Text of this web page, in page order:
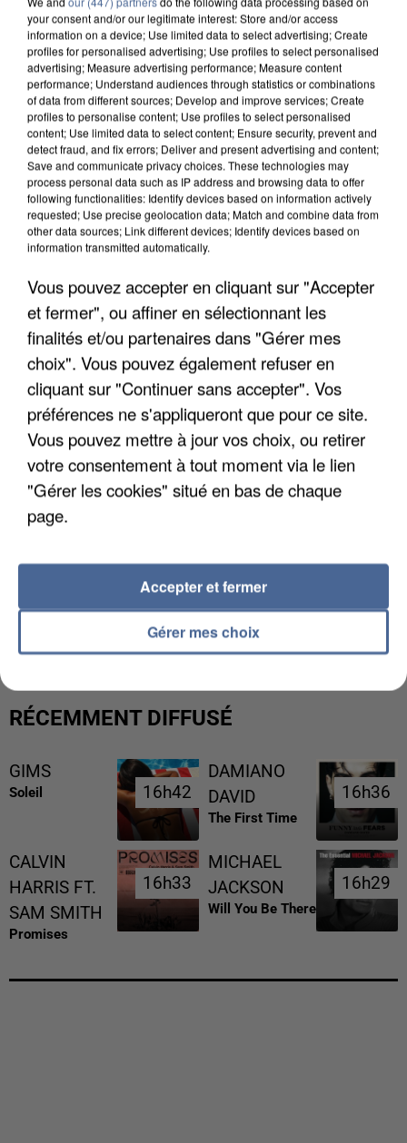
UNE TOURISTE DE L’OISE EMPORTÉE PAR UNE
LES DONNÉES DE 300 000 CLIENTS DÉROBÉES À
INTERMARCHÉ APRÈS UNE...
RÉCEMMENT DIFFUSÉ
GIMS
Soleil 16h42
16h42
DAMIANO
DAVID
The First Time
16h36
16h36
CALVIN
HARRIS FT.
SAM SMITH
Promises
16h33
16h33
MICHAEL
JACKSON
Will You Be There
16h29
16h29
your consent and/or our legitimate interest: Store and/or access
information on a device; Use limited data to select advertising; Create
profiles for personalised advertising; Use profiles to select personalised
advertising; Measure advertising performance; Measure content
performance; Understand audiences through statistics or combinations
of data from different sources; Develop and improve services; Create
profiles to personalise content; Use profiles to select personalised
content; Use limited data to select content; Ensure security, prevent and
detect fraud, and fix errors; Deliver and present advertising and content;
Save and communicate privacy choices. These technologies may
process personal data such as IP address and browsing data to offer
following functionalities: Identify devices based on information actively
requested; Use precise geolocation data; Match and combine data from
other data sources; Link different devices; Identify devices based on
information transmitted automatically.
Vous pouvez accepter en cliquant sur "Accepter
et fermer", ou affiner en sélectionnant les
finalités et/ou partenaires dans "Gérer mes
choix". Vous pouvez également refuser en
cliquant sur "Continuer sans accepter". Vos
préférences ne s'appliqueront que pour ce site.
Vous pouvez mettre à jour vos choix, ou retirer
votre consentement à tout moment via le lien
"Gérer les cookies" situé en bas de chaque
page.
Gérer mes choix
Accepter et fermer